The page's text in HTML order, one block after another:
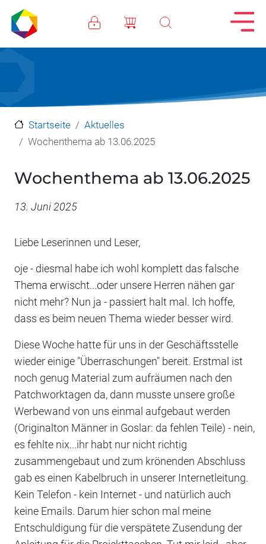
Direkt zum Inhalt
Startseite
Aktuelles
Wochenthema ab 13.06.2025
Wochenthema ab 13.06.2025
Datum
13. Juni 2025
Liebe Leserinnen und Leser,
oje - diesmal habe ich wohl komplett das falsche
Thema erwischt...oder unsere Herren nähen gar
nicht mehr? Nun ja - passiert halt mal. Ich hoffe,
dass es beim neuen Thema wieder besser wird.
Diese Woche hatte für uns in der Geschäftsstelle
wieder einige "Überraschungen" bereit. Erstmal ist
noch genug Material zum aufräumen nach den
Patchworktagen da, dann musste unsere große
Werbewand von uns einmal aufgebaut werden
(Originalton Männer in Goslar: da fehlen Teile) - nein,
es fehlte nix...ihr habt nur nicht richtig
zusammengebaut und zum krönenden Abschluss
gab es einen Kabelbruch in unserer Internetleitung.
Kein Telefon - kein Internet - und natürlich auch
keine Emails. Darum hier schon mal meine
Entschuldigung für die verspätete Zusendung der